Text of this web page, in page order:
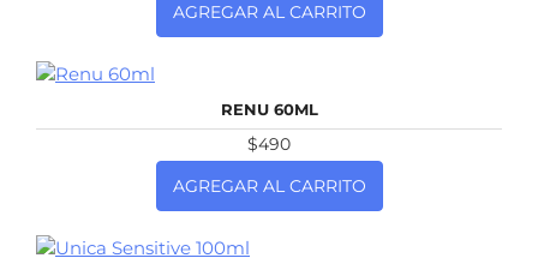
AGREGAR AL CARRITO
RENU 60ML
$490
AGREGAR AL CARRITO